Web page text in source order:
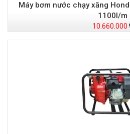
Máy bơm nước chạy xăng
1100l/m
10.660.000